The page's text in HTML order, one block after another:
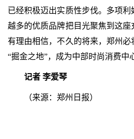
已经积极迈出实质性步伐。多项
越多的优质品牌把目光聚焦到这座
有理由相信，不久的将来，郑州
“掘金之地”，成为中部时尚消费中
记者 李爱琴
（来源：郑州日报）